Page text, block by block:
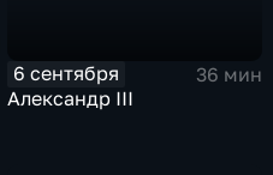
6 сентября
36 мин
Александр III